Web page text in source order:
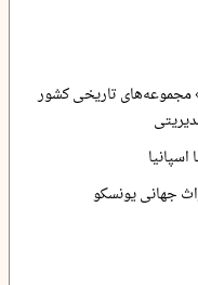
مجموعه‌های تاریخی کشور
جهانی یونسکو